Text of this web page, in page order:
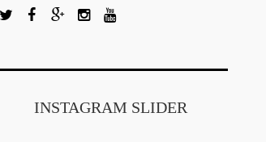
INSTAGRAM SLIDER